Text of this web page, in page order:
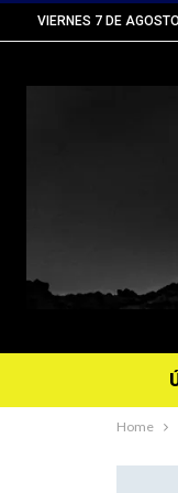
VIERNES 7 DE
Home